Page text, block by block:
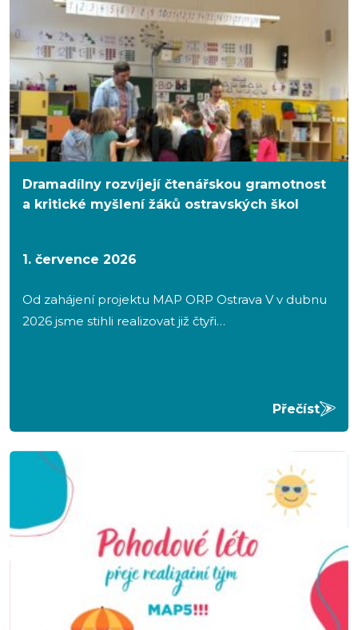
Dramadílny rozvíjejí čtenářskou gramotnost
a kritické myšlení žáků ostravských škol
1. července 2026
Od zahájení projektu MAP ORP Ostrava V v dubnu
2026 jsme stihli realizovat již čtyři…
Přečíst